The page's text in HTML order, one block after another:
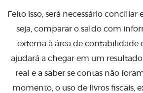
Feito isso, será necessário conciliar
seja, comparar o saldo com
externa à área de contabilidade
ajudará a chegar em um
real e a saber se contas não
momento, o uso de livros fiscais,